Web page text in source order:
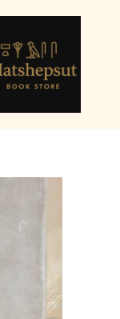
content